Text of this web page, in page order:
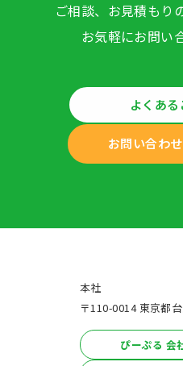
ご相談、お見積もり
お気軽にお問い
よくあ
お問い合わ
本社
〒110-0014 東京都
ぴーぷる 会